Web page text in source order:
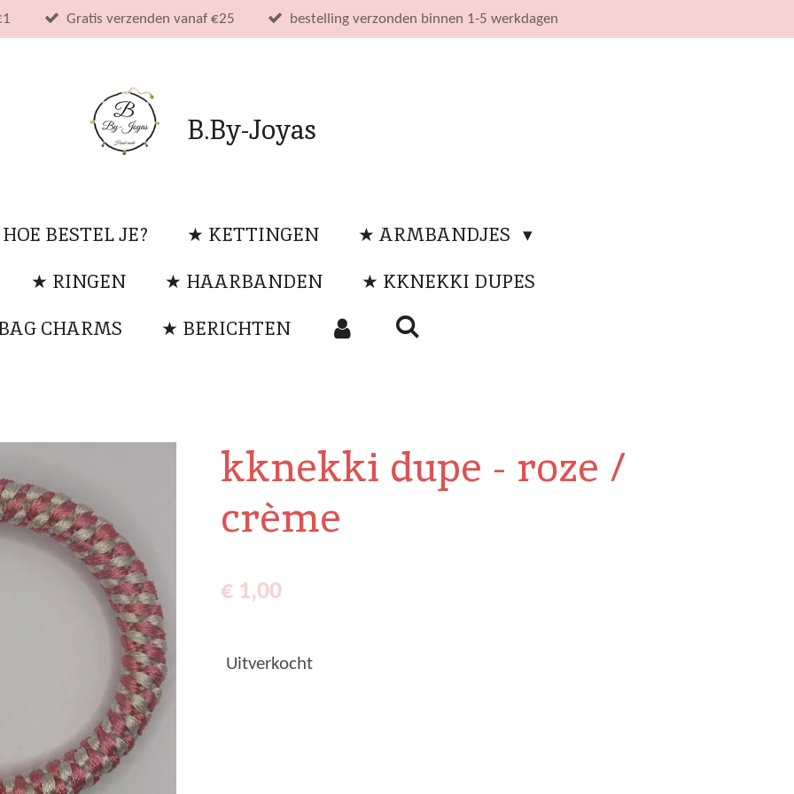
Gratis verzenden vanaf €25 bestelling verzonden binnen 1-5 werkdagen
B.By-Joyas
BESTEL JE? ★ KETTINGEN
★ ARMBANDJES
★ RINGEN ★ HAARBANDEN
★ KKNEKKI DUPES
CHARMS
★ BERICHTEN
kknekki dupe - roze /
crème
€ 1,00
Uitverkocht